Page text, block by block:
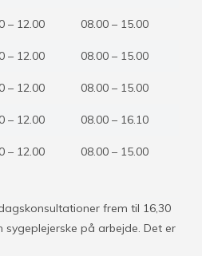
– 12.00 08.00 – 15.00
– 12.00 08.00 – 15.00
– 12.00 08.00 – 15.00
– 12.00 08.00 – 16.10
– 12.00 08.00 – 15.00
frem til 16,30
på arbejde. Det er